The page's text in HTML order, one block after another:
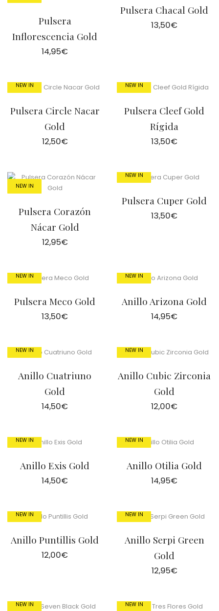
Pulsera
Inflorescencia Gold
14,95€
Pulsera Chacal Gold
13,50€
NEW IN
Pulsera Circle Nacar
Gold
12,50€
NEW IN
Pulsera Cleef Gold
Rígida
13,50€
NEW IN
Pulsera Corazón
Nácar Gold
12,95€
NEW IN
Pulsera Cuper Gold
13,50€
NEW IN
Pulsera Meco Gold
13,50€
NEW IN
Anillo Arizona Gold
14,95€
NEW IN
Anillo Cuatriuno
Gold
14,50€
NEW IN
Anillo Cubic Zirconia
Gold
12,00€
NEW IN
Anillo Exis Gold
14,50€
NEW IN
Anillo Otilia Gold
14,95€
NEW IN
Anillo Puntillis Gold
12,00€
NEW IN
Anillo Serpi Green
Gold
12,95€
NEW IN NEW IN